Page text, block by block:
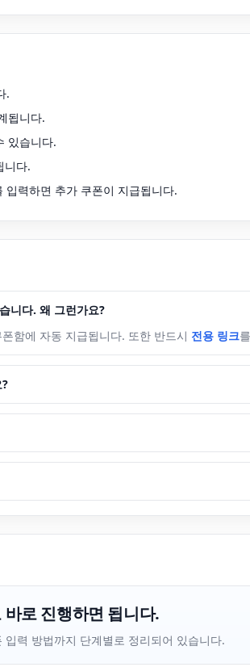
.
됩니다.
있습니다.
니다.
입력하면 추가 쿠폰이 지급됩니다.
니다. 왜 그런가요?
폰함에 자동 지급됩니다. 또한 반드시 전용 링크
로 진행하면 됩니다.
력 방법까지 단계별로 정리되어 있습니다.